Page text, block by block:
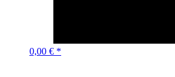
0,00 € *